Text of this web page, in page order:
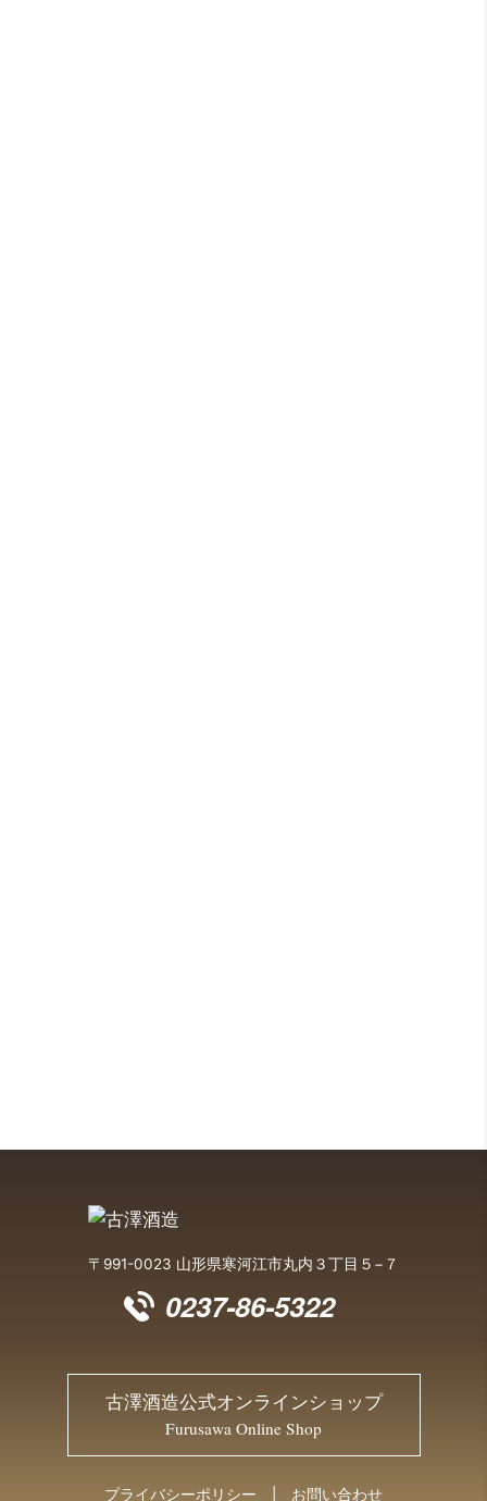
〒991-0023 山形県寒河江市丸内３丁目５−７
0237-86-5322
古澤酒造公式オンラインショップ
Furusawa Online Shop
プライバシーポリシー お問い合わせ